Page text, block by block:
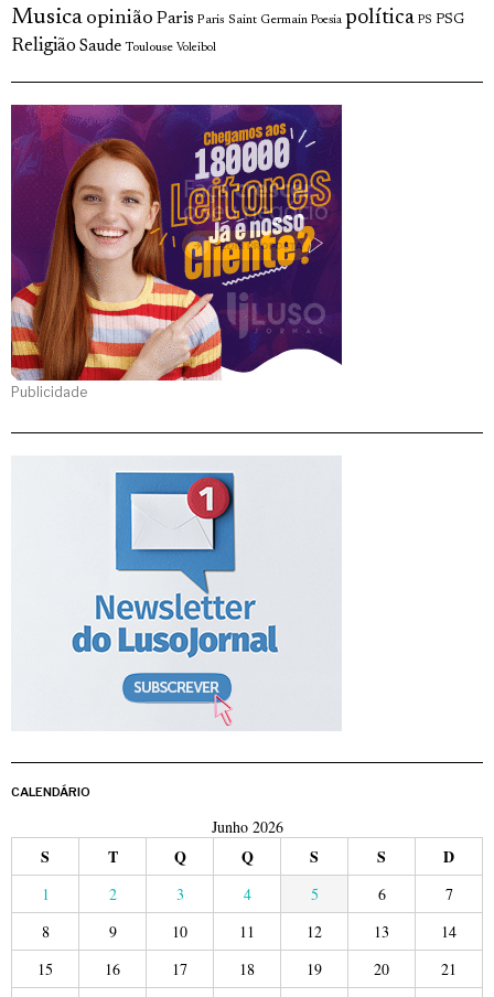
Musica opinião Paris Paris Saint Germain Poesia política PS PSG
Religião Saude Toulouse Voleibol
Publicidade
CALENDÁRIO
Junho 2026
S T Q Q S S D
1 2 3 4 5 6
7
8
9 10 11 12 13
14
15
16 17 18 19 20
21